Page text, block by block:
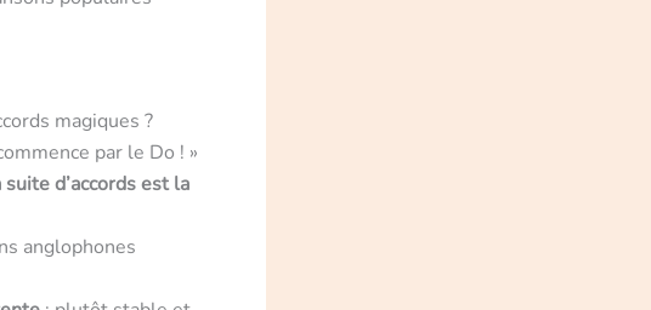
magiques ?
par le Do ! »
suite d’accords est la
anglophones